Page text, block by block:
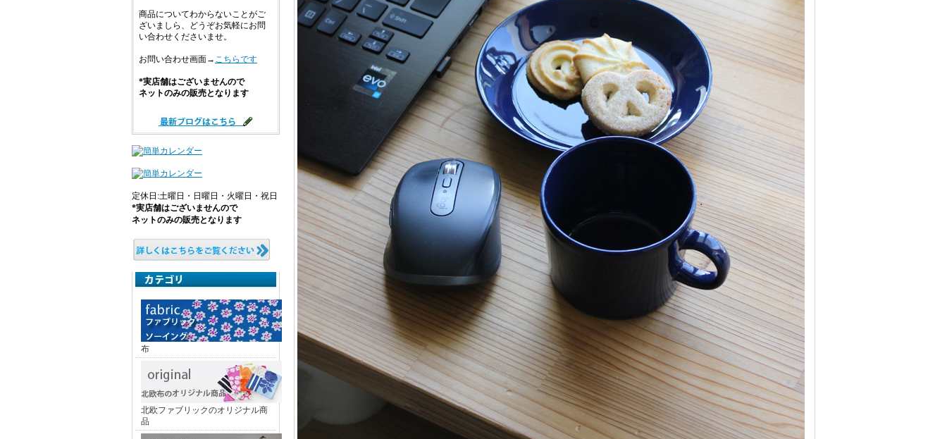
商品についてわからないことがご
ざいましら、どうぞお気軽にお問
い合わせくださいませ。
お問い合わせ画面→ こちらです
*実店舗はございませんので
ネットのみの販売となります
定休日:土曜日・日曜日・火曜日・祝日
*実店舗はございませんので
ネットのみの販売となります
布
北欧ファブリックのオリジナル商
品